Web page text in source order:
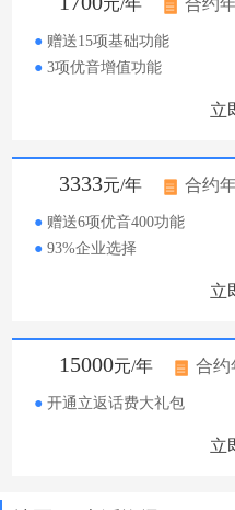
元/年 合约
● 赠送15项基础功能
● 3项优音增值功能
立
3333元/年 合约
● 赠送6项优音400功能
● 93%企业选择
立
15000元/年 合约
● 开通立返话费大礼包
立